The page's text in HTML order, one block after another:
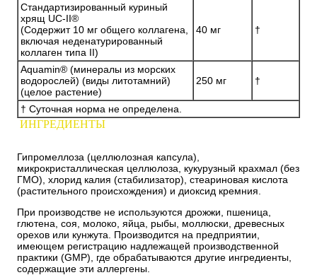
Стандартизированный куриный
хрящ UC-II®
(Содержит 10 мг общего коллагена,
включая неденатурированный
коллаген типа II)
40 мг †
Aquamin® (минералы из морских
водорослей) (виды литотамний)
(целое растение)
250 мг †
† Суточная норма не определена.
ИНГРЕДИЕНТЫ
Гипромеллоза (целлюлозная капсула),
микрокристаллическая целлюлоза, кукурузный крахмал (без
ГМО), хлорид калия (стабилизатор), стеариновая кислота
(растительного происхождения) и диоксид кремния.
При производстве не используются дрожжи, пшеница,
глютена, соя, молоко, яйца, рыбы, моллюски, древесных
орехов или кунжута. Производится на предприятии,
имеющем регистрацию надлежащей производственной
практики (GMP), где обрабатываются другие ингредиенты,
содержащие эти аллергены.